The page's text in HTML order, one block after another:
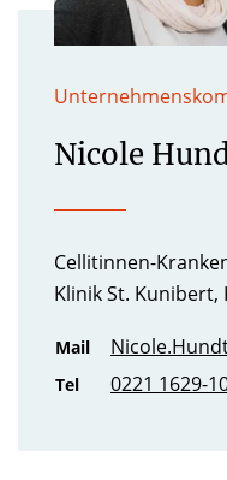
Nicole
Cellitinnen-
Klinik St.
Mail
Tel 0221 1629-